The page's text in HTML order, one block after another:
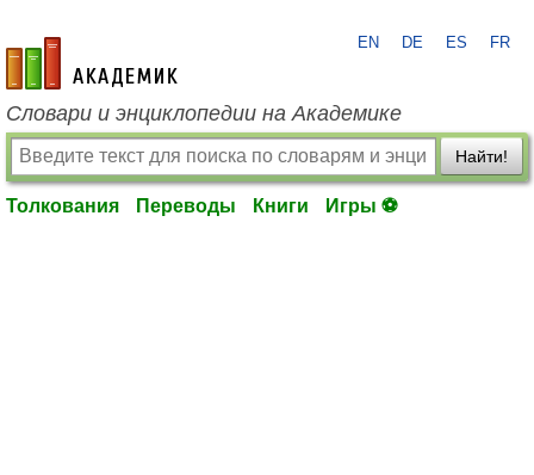
academic.ru
EN DE ES FR
Словари и энциклопедии на Академике
Найти!
Толкования Переводы Книги Игры ⚽